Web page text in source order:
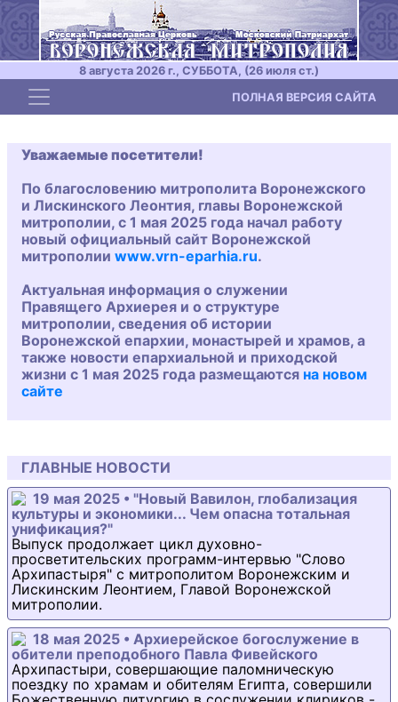
8 августа 2026 г., СУББОТА, (26 июля ст.)
Toggle navigation ПОЛНАЯ ВЕРСИЯ САЙТА
Уважаемые посетители!
По благословению митрополита Воронежского
и Лискинского Леонтия, главы Воронежской
митрополии, с 1 мая 2025 года начал работу
новый официальный сайт Воронежской
митрополии www.vrn-eparhia.ru.
Актуальная информация о служении
Правящего Архиерея и о структуре
митрополии, сведения об истории
Воронежской епархии, монастырей и храмов, а
также новости епархиальной и приходской
жизни с 1 мая 2025 года размещаются на новом
сайте
ГЛАВНЫЕ НОВОСТИ
19 мая 2025 • "Новый Вавилон, глобализация
культуры и экономики... Чем опасна тотальная
унификация?"
Выпуск продолжает цикл духовно-
просветительских программ-интервью "Слово
Архипастыря" с митрополитом Воронежским и
Лискинским Леонтием, Главой Воронежской
митрополии.
18 мая 2025 • Архиерейское богослужение в
обители преподобного Павла Фивейского
Архипастыри, совершающие паломническую
поездку по храмам и обителям Египта, совершили